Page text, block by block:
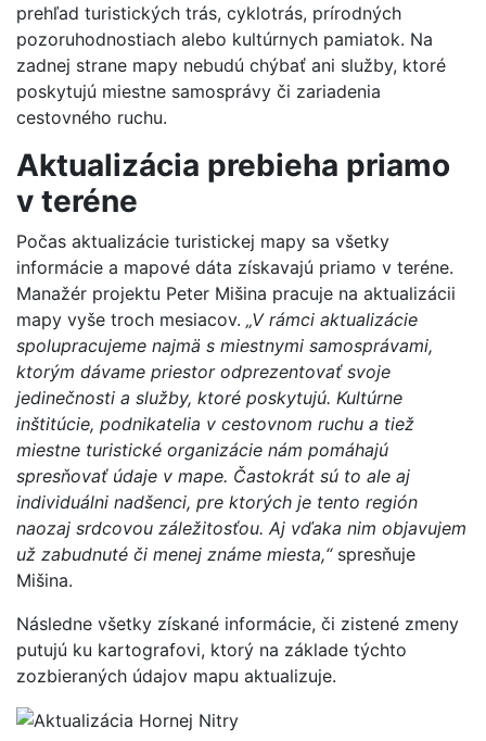
prehľad turistických trás, cyklotrás, prírodných
pozoruhodnostiach alebo kultúrnych pamiatok. Na
zadnej strane mapy nebudú chýbať ani služby, ktoré
poskytujú miestne samosprávy či zariadenia
cestovného ruchu.
Aktualizácia prebieha priamo
v teréne
Počas aktualizácie turistickej mapy sa všetky
informácie a mapové dáta získavajú priamo v teréne.
Manažér projektu Peter Mišina pracuje na aktualizácii
mapy vyše troch mesiacov. „V rámci aktualizácie
spolupracujeme najmä s miestnymi samosprávami,
ktorým dávame priestor odprezentovať svoje
jedinečnosti a služby, ktoré poskytujú. Kultúrne
inštitúcie, podnikatelia v cestovnom ruchu a tiež
miestne turistické organizácie nám pomáhajú
spresňovať údaje v mape. Častokrát sú to ale aj
individuálni nadšenci, pre ktorých je tento región
naozaj srdcovou záležitosťou. Aj vďaka nim objavujem
už zabudnuté či menej známe miesta,“spresňuje
Mišina.
Následne všetky získané informácie, či zistené zmeny
putujú ku kartografovi, ktorý na základe týchto
zozbieraných údajov mapu aktualizuje.